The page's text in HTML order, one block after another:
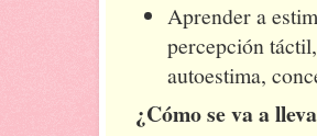
Aprender a
percepción
autoestima,
¿Cómo se va a